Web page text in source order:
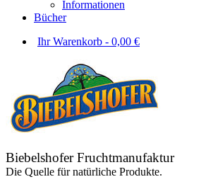
Informationen
Bücher
Ihr Warenkorb - 0,00 €
Biebelshofer Fruchtmanufaktur
Die Quelle für natürliche Produkte.